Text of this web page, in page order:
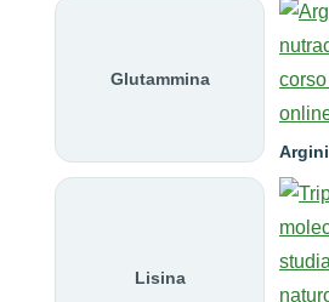
Glutammina
Lisina